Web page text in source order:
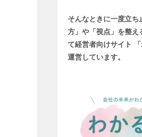
そんなときに一度立ち
方」や「視点」を整え
て経営者向けサイト
運営しています。